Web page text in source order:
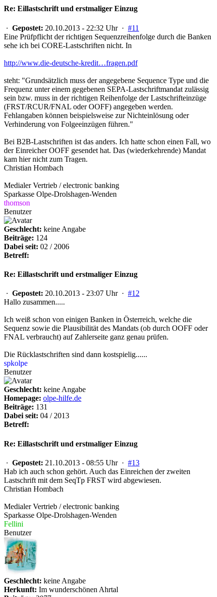
Re: Eillastschrift und erstmaliger Einzug
· Gepostet: 20.10.2013 - 22:32 Uhr · #11
Eine Prüfpflicht der richtigen Sequenzreihenfolge durch die Banken
sehe ich bei CORE-Lastschriften nicht. In
http://www.die-deutsche-kredit…fragen.pdf
steht: "Grundsätzlich muss der angegebene Sequence Type und die
Frequenz unter einem gegebenen SEPA-Lastschriftmandat zulässig
sein bzw. muss in der richtigen Reihenfolge der Lastschrifteinzüge
(FRST/RCUR/FNAL oder OOFF) angegeben werden.
Fehlangaben können beispielsweise zur Nichteinlösung oder
Verhinderung von Folgeeinzügen führen."
Bei B2B-Lastschriften ist das anders. Ich hatte schon einen Fall, wo
der Einreicher OOFF gesendet hat. Das (wiederkehrende) Mandat
kam hier nicht zum Tragen.
Christian Hombach
Medialer Vertrieb / electronic banking
Sparkasse Olpe-Drolshagen-Wenden
thomson
Benutzer
Geschlecht: keine Angabe
Beiträge: 124
Dabei seit: 02 / 2006
Betreff:
Re: Eillastschrift und erstmaliger Einzug
· Gepostet: 20.10.2013 - 23:07 Uhr · #12
Hallo zusammen.....
Ich weiß schon von einigen Banken in Österreich, welche die
Sequenz sowie die Plausibilität des Mandats (ob durch OOFF oder
FNAL verbraucht) auf Zahlerseite ganz genau prüfen.
Die Rücklastschriften sind dann kostspielig......
spkolpe
Benutzer
Geschlecht: keine Angabe
Homepage: olpe-hilfe.de
Beiträge: 131
Dabei seit: 04 / 2013
Betreff:
Re: Eillastschrift und erstmaliger Einzug
· Gepostet: 21.10.2013 - 08:55 Uhr · #13
Hab ich auch schon gehört. Auch das Einreichen der zweiten
Lastschrift mit dem SeqTp FRST wird abgewiesen.
Christian Hombach
Medialer Vertrieb / electronic banking
Sparkasse Olpe-Drolshagen-Wenden
Fellini
Benutzer
Geschlecht: keine Angabe
Herkunft: Im wunderschönen Ahrtal